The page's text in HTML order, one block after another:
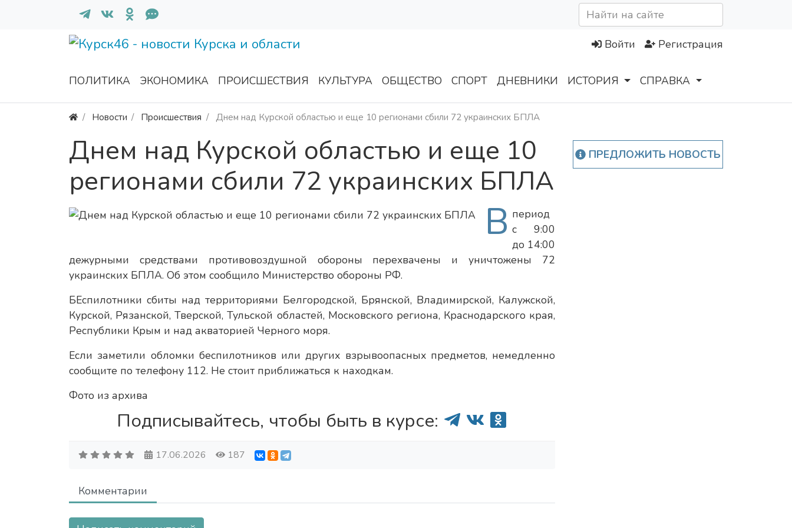
Войти Регистрация
ПОЛИТИКА ЭКОНОМИКА ПРОИСШЕСТВИЯ КУЛЬТУРА ОБЩЕСТВО СПОРТ ДНЕВНИКИ ИСТОРИЯ СПРАВКА
Новости Происшествия Днем над Курской областью и еще 10 регионами сбили 72 украинских БПЛА
Днем над Курской областью и еще 10
регионами сбили 72 украинских БПЛА
В период
с 9:00
до 14:00
дежурными средствами противовоздушной обороны перехвачены и уничтожены 72
украинских БПЛА. Об этом сообщило Министерство обороны РФ.
БЕспилотники сбиты над территориями Белгородской, Брянской, Владимирской, Калужской,
Курской, Рязанской, Тверской, Тульской областей, Московского региона, Краснодарского края,
Республики Крым и над акваторией Черного моря.
Если заметили обломки беспилотников или других взрывоопасных предметов, немедленно
сообщите по телефону 112. Не стоит приближаться к находкам.
Фото из архива
Подписывайтесь, чтобы быть в курсе:
17.06.2026 187
Комментарии
ПРЕДЛОЖИТЬ НОВОСТЬ